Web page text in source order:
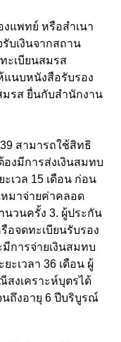
แพทย์ หรือสำเนา
บเงินจากสถาน
ะเบียนสมรส
แนบหนังสือรับรอง
รส ยื่นกับสำนักงาน
สามารถใช้สิทธิ
งมีการส่งเงินสมทบ
เวล 15 เดือน ก่อน
หมาจ่ายค่าคลอด
นวนครั้ง 3. ผู้ประกัน
อจดทะเบียนรับรอง
การจ่ายเงินสมทบ
ะเวลา 36 เดือน ผู้
งเคราะห์บุตรได้
นถึงอายุ 6 ปีบริบูรณ์